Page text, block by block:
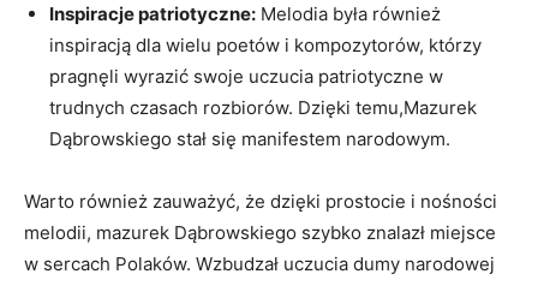
Inspiracje patriotyczne: Melodia była również
inspiracją dla‍ wielu poetów i kompozytorów, ⁣którzy
pragnęli wyrazić swoje uczucia ​patriotyczne w
trudnych czasach rozbiorów. Dzięki ‍temu,Mazurek
Dąbrowskiego stał się manifestem narodowym.
Warto również zauważyć, że dzięki prostocie i nośności
melodii, mazurek Dąbrowskiego ⁣szybko znalazł miejsce
w sercach Polaków. Wzbudzał uczucia ⁣dumy narodowej